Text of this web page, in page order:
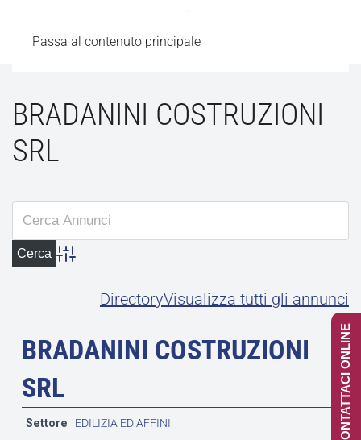
Passa al contenuto principale
BRADANINI COSTRUZIONI
SRL
Advanced Search
DirectoryVisualizza tutti gli annunci
BRADANINI COSTRUZIONI
SRL
Settore EDILIZIA ED AFFINI CONTATTACI ONLINE